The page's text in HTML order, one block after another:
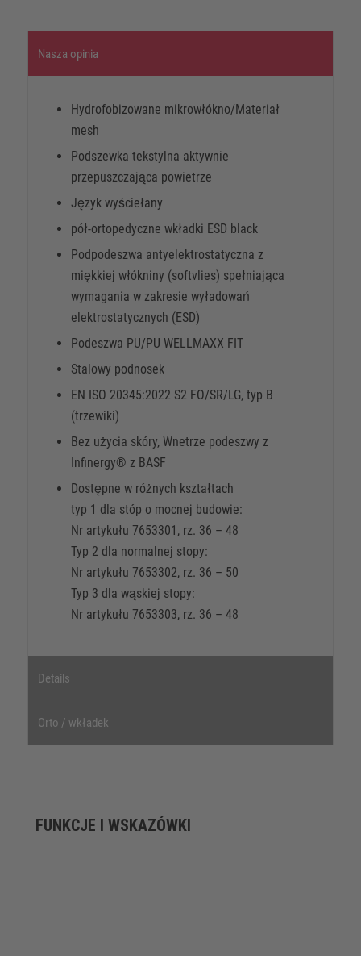
Nasza opinia
Hydrofobizowane mikrowłókno/Materiał
mesh
Podszewka tekstylna aktywnie
przepuszczająca powietrze
Język wyściełany
pół-ortopedyczne wkładki ESD black
Podpodeszwa antyelektrostatyczna z
miękkiej włókniny (softvlies) spełniająca
wymagania w zakresie wyładowań
elektrostatycznych (ESD)
Podeszwa PU/PU WELLMAXX FIT
Stalowy podnosek
EN ISO 20345:2022 S2 FO/SR/LG, typ B
(trzewiki)
Bez użycia skóry, Wnetrze podeszwy z
Infinergy® z BASF
Dostępne w różnych kształtach
typ 1 dla stóp o mocnej budowie:
Nr artykułu 7653301, rz. 36 – 48
Typ 2 dla normalnej stopy:
Nr artykułu 7653302, rz. 36 – 50
Typ 3 dla wąskiej stopy:
Nr artykułu 7653303, rz. 36 – 48
Details
Orto / wkładek
FUNKCJE I WSKAZÓWKI